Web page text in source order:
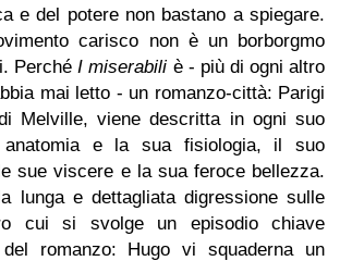
e del potere non bastano a spiegare.
carisco non è un borborgmo
PerchéI miserabili è - più di ogni altro
mai letto - un romanzo-città: Parigi
Melville, viene descritta in ogni suo
e la sua fisiologia, il suo
sue viscere e la sua feroce bellezza.
lunga e dettagliata digressione sulle
cui si svolge un episodio chiave
romanzo: Hugo vi squaderna un